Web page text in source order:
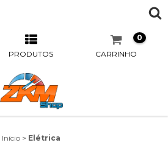
PRODUTOS CARRINHO
0
Início > Elétrica